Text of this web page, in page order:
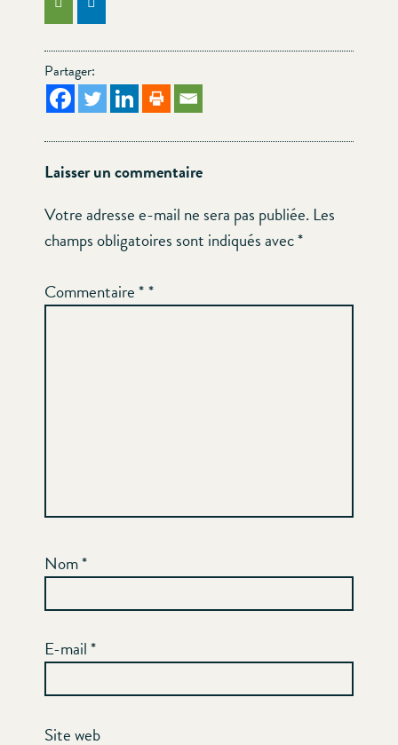
Partager:
Laisser un commentaire
Votre adresse e-mail ne sera pas publiée. Les
champs obligatoires sont indiqués avec*
Commentaire*
Nom*
E-mail*
Site web